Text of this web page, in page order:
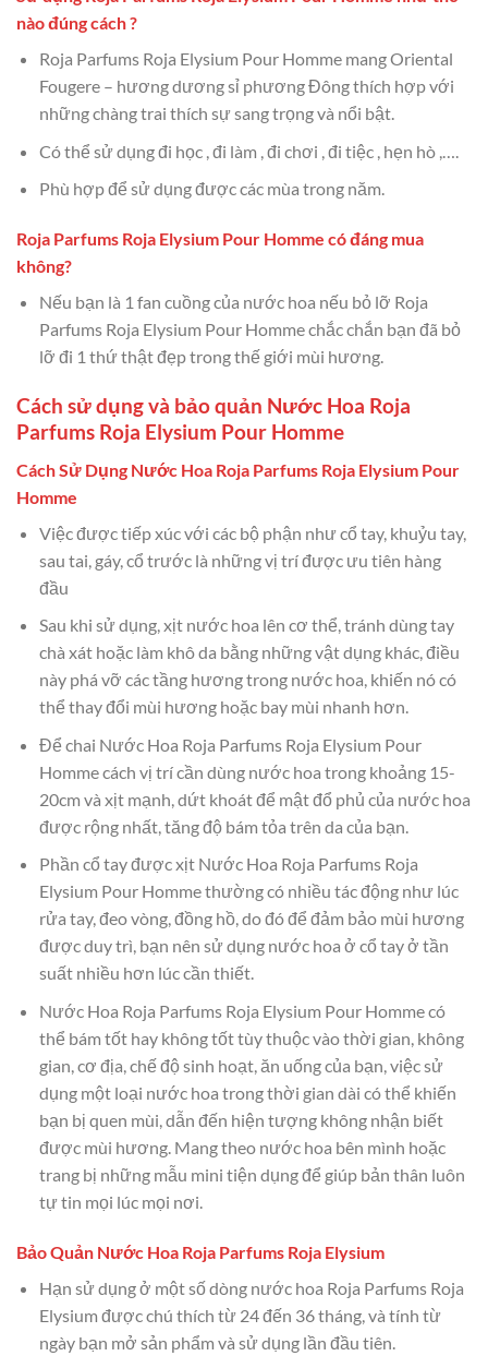
nào đúng cách ?
Roja Parfums Roja Elysium Pour Homme mang Oriental
Fougere – hương dương sỉ phương Đông thích hợp với
những chàng trai thích sự sang trọng và nổi bật.
Có thể sử dụng đi học , đi làm , đi chơi , đi tiệc , hẹn hò ,….
Phù hợp để sử dụng được các mùa trong năm.
Roja Parfums Roja Elysium Pour Homme có đáng mua
không?
Nếu bạn là 1 fan cuồng của nước hoa nếu bỏ lỡ Roja
Parfums Roja Elysium Pour Homme chắc chắn bạn đã bỏ
lỡ đi 1 thứ thật đẹp trong thế giới mùi hương.
Cách sử dụng và bảo quản Nước Hoa Roja
Parfums Roja Elysium Pour Homme
Cách Sử Dụng Nước Hoa Roja Parfums Roja Elysium Pour
Homme
Việc được tiếp xúc với các bộ phận như cổ tay, khuỷu tay,
sau tai, gáy, cổ trước là những vị trí được ưu tiên hàng
đầu
Sau khi sử dụng, xịt nước hoa lên cơ thể, tránh dùng tay
chà xát hoặc làm khô da bằng những vật dụng khác, điều
này phá vỡ các tầng hương trong nước hoa, khiến nó có
thể thay đổi mùi hương hoặc bay mùi nhanh hơn.
Để chai Nước Hoa Roja Parfums Roja Elysium Pour
Homme cách vị trí cần dùng nước hoa trong khoảng 15-
20cm và xịt mạnh, dứt khoát để mật đổ phủ của nước hoa
được rộng nhất, tăng độ bám tỏa trên da của bạn.
Phần cổ tay được xịt Nước Hoa Roja Parfums Roja
Elysium Pour Homme thường có nhiều tác động như lúc
rửa tay, đeo vòng, đồng hồ, do đó để đảm bảo mùi hương
được duy trì, bạn nên sử dụng nước hoa ở cổ tay ở tần
suất nhiều hơn lúc cần thiết.
Nước Hoa Roja Parfums Roja Elysium Pour Homme có
thể bám tốt hay không tốt tùy thuộc vào thời gian, không
gian, cơ địa, chế độ sinh hoạt, ăn uống của bạn, việc sử
dụng một loại nước hoa trong thời gian dài có thể khiến
bạn bị quen mùi, dẫn đến hiện tượng không nhận biết
được mùi hương. Mang theo nước hoa bên mình hoặc
trang bị những mẫu mini tiện dụng để giúp bản thân luôn
tự tin mọi lúc mọi nơi.
Bảo Quản Nước Hoa Roja Parfums Roja Elysium
Hạn sử dụng ở một số dòng nước hoa Roja Parfums Roja
Elysium được chú thích từ 24 đến 36 tháng, và tính từ
ngày bạn mở sản phẩm và sử dụng lần đầu tiên.